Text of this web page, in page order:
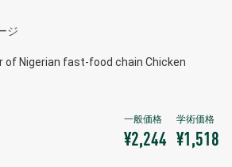
ジ
of Nigerian fast-food chain Chicken
¥2,244 ¥1,518